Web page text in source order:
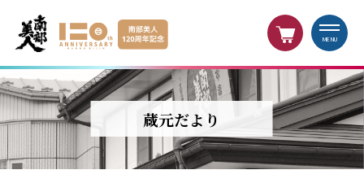
MENU
蔵元だより